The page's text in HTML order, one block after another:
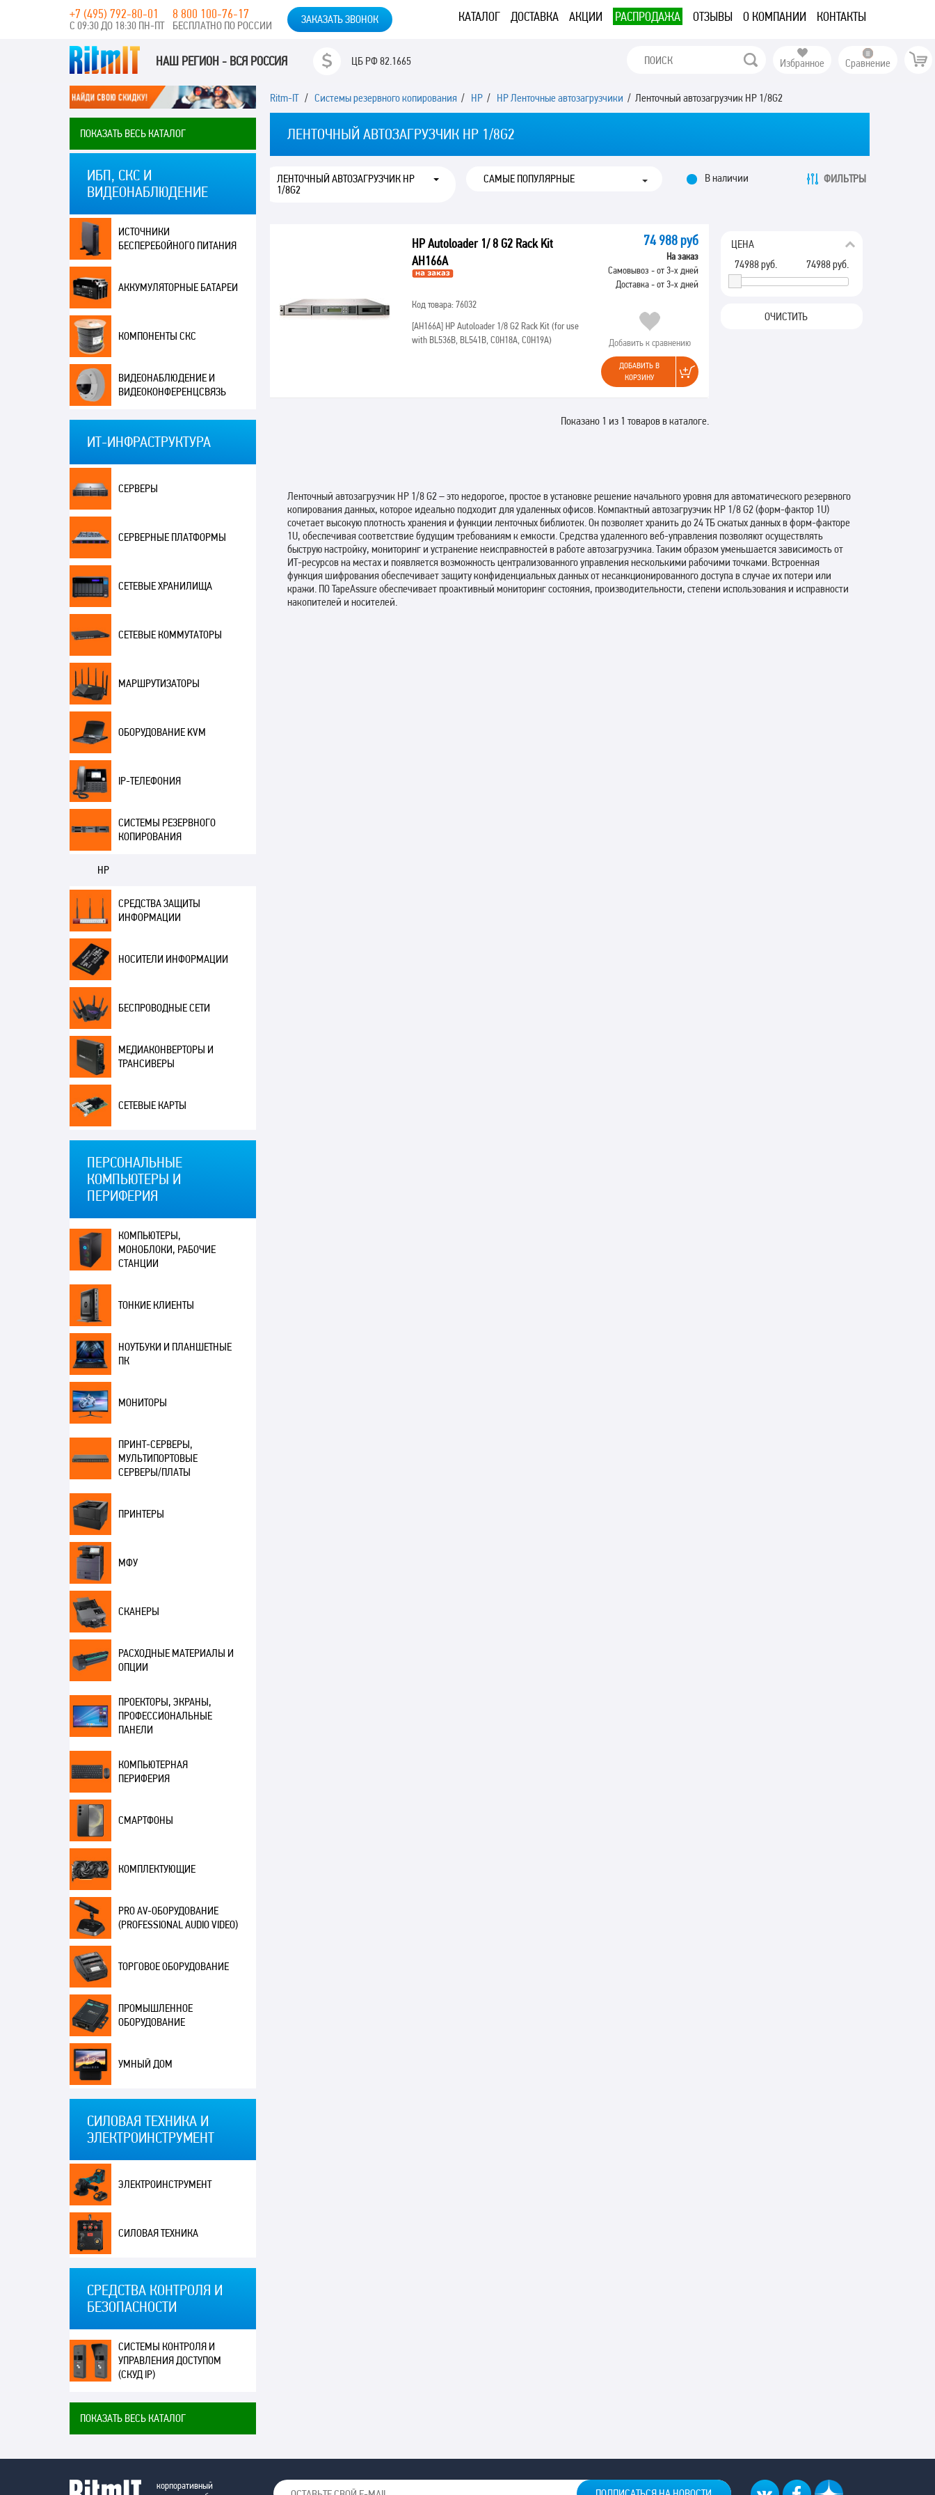
КАТАЛОГ ДОСТАВКА АКЦИИ РАСПРОДАЖА ОТЗЫВЫ О КОМПАНИИ КОНТАКТЫ
+7 (495) 792-80-01
С 09:30 ДО 18:30 ПН-ПТ
8 800 100-76-17
БЕСПЛАТНО ПО РОССИИ ЗАКАЗАТЬ ЗВОНОК
НАШ РЕГИОН - ВСЯ РОССИЯ ЦБ РФ82.1665 Избранное Сравнение
ПОКАЗАТЬ ВЕСЬ КАТАЛОГ
ИБП, СКС И
ВИДЕОНАБЛЮДЕНИЕ
ИСТОЧНИКИ
БЕСПЕРЕБОЙНОГО ПИТАНИЯ
АККУМУЛЯТОРНЫЕ БАТАРЕИ
КОМПОНЕНТЫ СКС
ВИДЕОНАБЛЮДЕНИЕ И
ВИДЕОКОНФЕРЕНЦСВЯЗЬ
ИТ-ИНФРАСТРУКТУРА
СЕРВЕРЫ
СЕРВЕРНЫЕ ПЛАТФОРМЫ
СЕТЕВЫЕ ХРАНИЛИЩА
СЕТЕВЫЕ КОММУТАТОРЫ
МАРШРУТИЗАТОРЫ
ОБОРУДОВАНИЕ KVM
IP-ТЕЛЕФОНИЯ
СИСТЕМЫ РЕЗЕРВНОГО
КОПИРОВАНИЯ
HP
СРЕДСТВА ЗАЩИТЫ
ИНФОРМАЦИИ
НОСИТЕЛИ ИНФОРМАЦИИ
БЕСПРОВОДНЫЕ СЕТИ
МЕДИАКОНВЕРТОРЫ И
ТРАНСИВЕРЫ
СЕТЕВЫЕ КАРТЫ
ПЕРСОНАЛЬНЫЕ
КОМПЬЮТЕРЫ И
ПЕРИФЕРИЯ
КОМПЬЮТЕРЫ,
МОНОБЛОКИ, РАБОЧИЕ
СТАНЦИИ
ТОНКИЕ КЛИЕНТЫ
НОУТБУКИ И ПЛАНШЕТНЫЕ
ПК
МОНИТОРЫ
ПРИНТ-СЕРВЕРЫ,
МУЛЬТИПОРТОВЫЕ
СЕРВЕРЫ/ПЛАТЫ
ПРИНТЕРЫ
МФУ
СКАНЕРЫ
РАСХОДНЫЕ МАТЕРИАЛЫ И
ОПЦИИ
ПРОЕКТОРЫ, ЭКРАНЫ,
ПРОФЕССИОНАЛЬНЫЕ
ПАНЕЛИ
КОМПЬЮТЕРНАЯ
ПЕРИФЕРИЯ
СМАРТФОНЫ
КОМПЛЕКТУЮЩИЕ
PRO AV-ОБОРУДОВАНИЕ
(PROFESSIONAL AUDIO VIDEO)
ТОРГОВОЕ ОБОРУДОВАНИЕ
ПРОМЫШЛЕННОЕ
ОБОРУДОВАНИЕ
УМНЫЙ ДОМ
СИЛОВАЯ ТЕХНИКА И
ЭЛЕКТРОИНСТРУМЕНТ
ЭЛЕКТРОИНСТРУМЕНТ
СИЛОВАЯ ТЕХНИКА
СРЕДСТВА КОНТРОЛЯ И
БЕЗОПАСНОСТИ
СИСТЕМЫ КОНТРОЛЯ И
УПРАВЛЕНИЯ ДОСТУПОМ
(СКУД IP)
ПОКАЗАТЬ ВЕСЬ КАТАЛОГ
Ritm-IT/ Системы резервного копирования / HP / HP Ленточные автозагрузчики / Ленточный автозагрузчик HP 1/8G2
ЛЕНТОЧНЫЙ АВТОЗАГРУЗЧИК HP 1/8G2
ЛЕНТОЧНЫЙ АВТОЗАГРУЗЧИК HP
1/8G2
В наличии ФИЛЬТРЫ
ЦЕНА
74988руб.
74988руб.
ОЧИСТИТЬ
HP Autoloader 1/ 8 G2 Rack Kit
AH166A
Код товара: 76032
[AH166A] HP Autoloader 1/8 G2 Rack Kit (for use
with BL536B, BL541B, C0H18A, C0H19A)
74 988 руб
На заказ
Самовывоз - от 3-х дней
Доставка - от 3-х дней
Добавить к сравнению
ДОБАВИТЬ В
КОРЗИНУ
Показано 1 из 1 товаров в каталоге.
Ленточный автозагрузчик HP 1/8 G2 – это недорогое, простое в установке решение начального уровня для автоматического резервного
копирования данных, которое идеально подходит для удаленных офисов. Компактный автозагрузчик HP 1/8 G2 (форм-фактор 1U)
сочетает высокую плотность хранения и функции ленточных библиотек. Он позволяет хранить до 24 ТБ сжатых данных в форм-факторе
1U, обеспечивая соответствие будущим требованиям к емкости. Средства удаленного веб-управления позволяют осуществлять
быструю настройку, мониторинг и устранение неисправностей в работе автозагрузчика. Таким образом уменьшается зависимость от
ИТ-ресурсов на местах и появляется возможность централизованного управления несколькими рабочими точками. Встроенная
функция шифрования обеспечивает защиту конфиденциальных данных от несанкционированного доступа в случае их потери или
кражи. ПО TapeAssure обеспечивает проактивный мониторинг состояния, производительности, степени использования и исправности
накопителей и носителей.
корпоративный